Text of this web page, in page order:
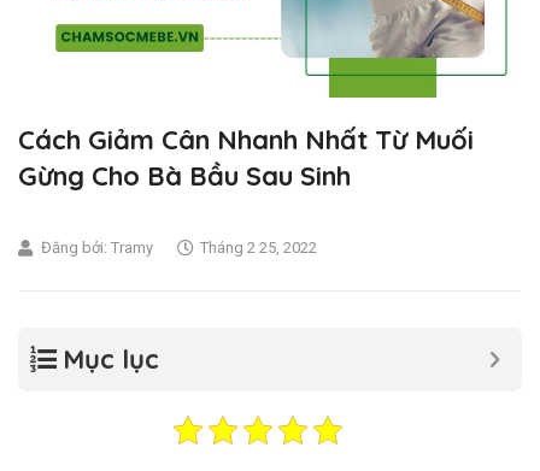
Cách Giảm Cân Nhanh Nhất Từ Muối
Gừng Cho Bà Bầu Sau Sinh
Đăng bởi: Tramy Tháng 2 25, 2022
Mục lục